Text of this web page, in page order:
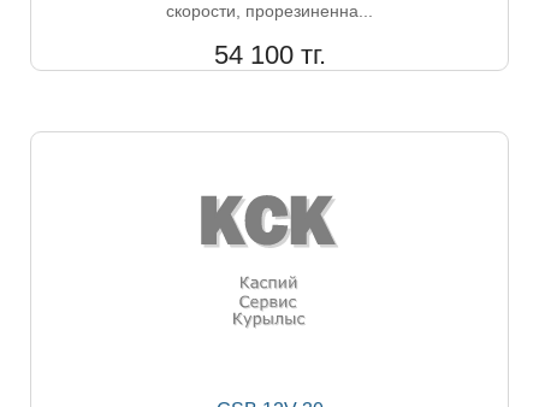
скорости, прорезиненна...
54 100 тг.